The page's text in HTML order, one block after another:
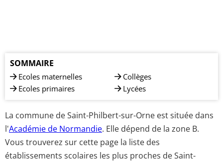
SOMMAIRE
Ecoles maternelles
Ecoles primaires
Collèges
Lycées
La commune de Saint-Philbert-sur-Orne est située dans
l'Académie de Normandie. Elle dépend de la zone B.
Vous trouverez sur cette page la liste des
établissements scolaires les plus proches de Saint-